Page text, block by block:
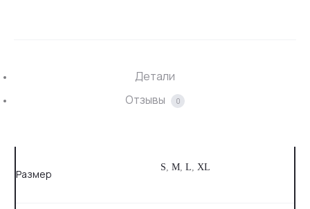
Детали
Отзывы
0
Размер
S, M, L, XL